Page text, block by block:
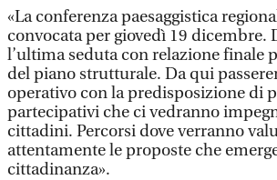
«La conferenza paesaggistica
convocata per giovedì 19 dicembre.
l’ultima seduta con relazione finale
del piano strutturale. Da qui
operativo con la predisposizione di
partecipativi che ci vedranno
cittadini. Percorsi dove verranno
attentamente le proposte che
cittadinanza».